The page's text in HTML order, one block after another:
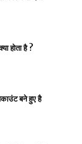
होता है ?
बने हुए है